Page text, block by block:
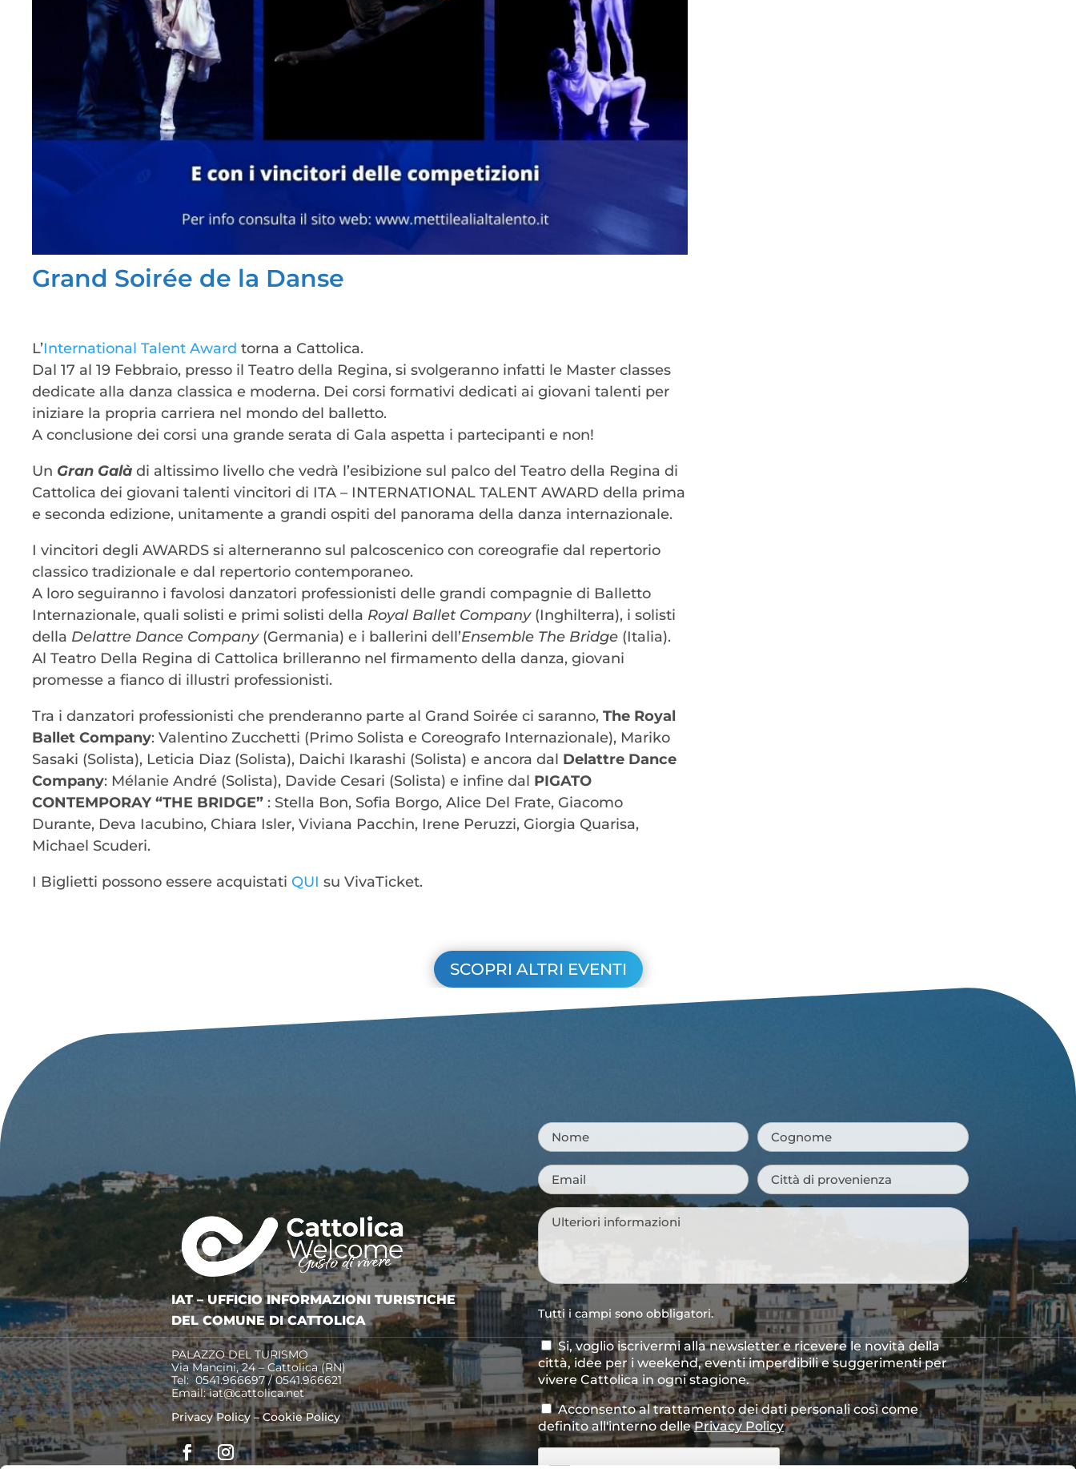
Grand Soirée de la Danse
L’International Talent Award torna a Cattolica.
Dal 17 al 19 Febbraio, presso il Teatro della Regina, si svolgeranno infatti le Master classes
dedicate alla danza classica e moderna. Dei corsi formativi dedicati ai giovani talenti per
iniziare la propria carriera nel mondo del balletto.
A conclusione dei corsi una grande serata di Gala aspetta i partecipanti e non!
Un Gran Galà di altissimo livello che vedrà l’esibizione sul palco del Teatro della Regina di
Cattolica dei giovani talenti vincitori di ITA – INTERNATIONAL TALENT AWARD della prima
e seconda edizione, unitamente a grandi ospiti del panorama della danza internazionale.
I vincitori degli AWARDS si alterneranno sul palcoscenico con coreografie dal repertorio
classico tradizionale e dal repertorio contemporaneo.
A loro seguiranno i favolosi danzatori professionisti delle grandi compagnie di Balletto
Internazionale, quali solisti e primi solisti della Royal Ballet Company(Inghilterra), i solisti
della Delattre Dance Company(Germania) e i ballerini dell’Ensemble The Bridge (Italia).
Al Teatro Della Regina di Cattolica brilleranno nel firmamento della danza, giovani
promesse a fianco di illustri professionisti.
Tra i danzatori professionisti che prenderanno parte al Grand Soirée ci saranno,The Royal
Ballet Company: Valentino Zucchetti (Primo Solista e Coreografo Internazionale), Mariko
Sasaki (Solista), Leticia Diaz (Solista), Daichi Ikarashi (Solista) e ancora dal Delattre Dance
Company: Mélanie André (Solista), Davide Cesari (Solista) e infine dal PIGATO
CONTEMPORAY “THE BRIDGE” : Stella Bon, Sofia Borgo, Alice Del Frate, Giacomo
Durante, Deva Iacubino, Chiara Isler, Viviana Pacchin, Irene Peruzzi, Giorgia Quarisa,
Michael Scuderi.
I Biglietti possono essere acquistatiQUI su VivaTicket.
SCOPRI ALTRI EVENTI
IAT – UFFICIO INFORMAZIONI TURISTICHE
DEL COMUNE DI CATTOLICA
PALAZZO DEL TURISMO
Via Mancini, 24 – Cattolica (RN)
Tel: 0541.966697 / 0541.966621
Email:iat@cattolica.net
Privacy Policy –Cookie Policy
Nome* Cognome *
Email*
Città
di
Messaggio*
Tutti i campi sono obbligatori.
Consenso
newsletter
Si, voglio iscrivermi alla newsletter e ricevere le novità della
città, idee per i weekend, eventi imperdibili e suggerimenti per
vivere Cattolica in ogni stagione.
Consenso*
Acconsento al trattamento dei dati personali così come
definito all'interno dellePrivacy Policy*